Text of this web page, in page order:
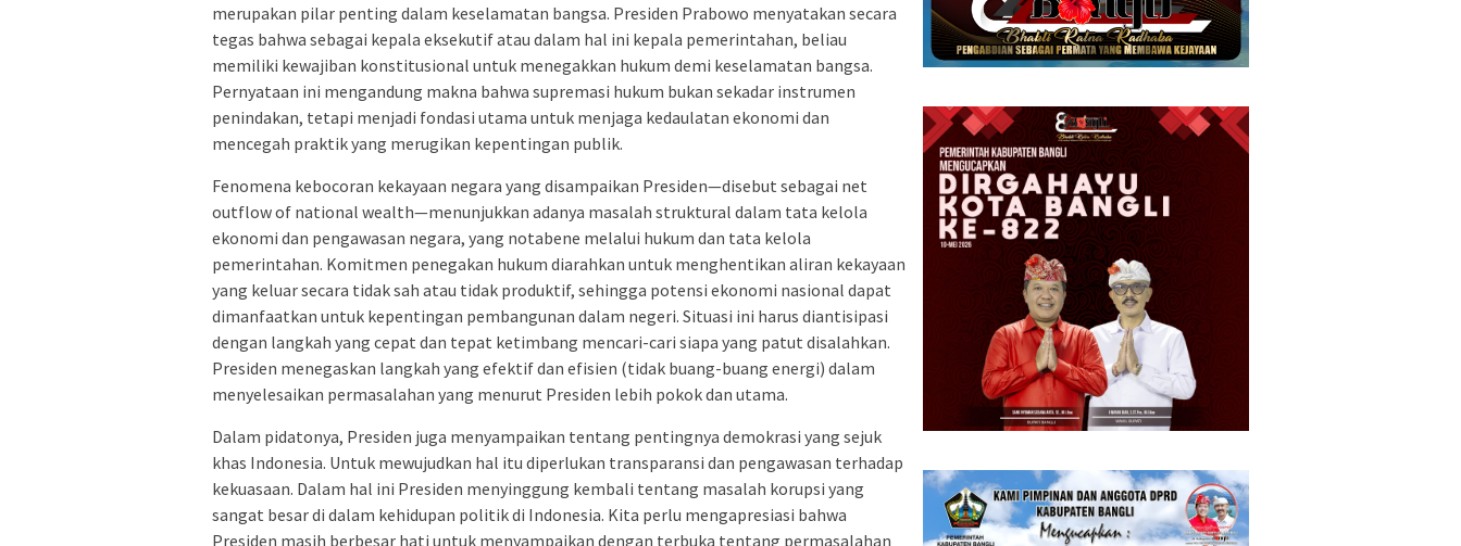
merupakan pilar penting dalam keselamatan bangsa. Presiden Prabowo menyatakan secara
tegas bahwa sebagai kepala eksekutif atau dalam hal ini kepala pemerintahan, beliau
memiliki kewajiban konstitusional untuk menegakkan hukum demi keselamatan bangsa.
Pernyataan ini mengandung makna bahwa supremasi hukum bukan sekadar instrumen
penindakan, tetapi menjadi fondasi utama untuk menjaga kedaulatan ekonomi dan
mencegah praktik yang merugikan kepentingan publik.
Fenomena kebocoran kekayaan negara yang disampaikan Presiden—disebut sebagai net
outflow of national wealth—menunjukkan adanya masalah struktural dalam tata kelola
ekonomi dan pengawasan negara, yang notabene melalui hukum dan tata kelola
pemerintahan. Komitmen penegakan hukum diarahkan untuk menghentikan aliran kekayaan
yang keluar secara tidak sah atau tidak produktif, sehingga potensi ekonomi nasional dapat
dimanfaatkan untuk kepentingan pembangunan dalam negeri. Situasi ini harus diantisipasi
dengan langkah yang cepat dan tepat ketimbang mencari-cari siapa yang patut disalahkan.
Presiden menegaskan langkah yang efektif dan efisien (tidak buang-buang energi) dalam
menyelesaikan permasalahan yang menurut Presiden lebih pokok dan utama.
Dalam pidatonya, Presiden juga menyampaikan tentang pentingnya demokrasi yang sejuk
khas Indonesia. Untuk mewujudkan hal itu diperlukan transparansi dan pengawasan terhadap
kekuasaan. Dalam hal ini Presiden menyinggung kembali tentang masalah korupsi yang
sangat besar di dalam kehidupan politik di Indonesia. Kita perlu mengapresiasi bahwa
Presiden masih berbesar hati untuk menyampaikan dengan terbuka tentang permasalahan